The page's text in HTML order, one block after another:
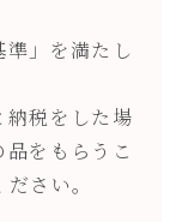
」を満たし
税をした場
をもらうこ
さい。